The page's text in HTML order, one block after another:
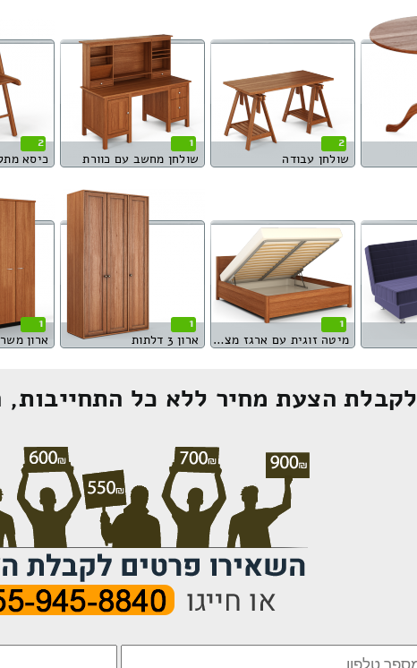
2
שולחן עבודה
1
שולחן מחשב עם כוורת
2
כיסא
1
מיטה זוגית עם ארגז מצעים
1
ארון 3 דלתות
1
ארון משרדי 4
לקבלת הצעת מחיר ללא כל התחייבות,